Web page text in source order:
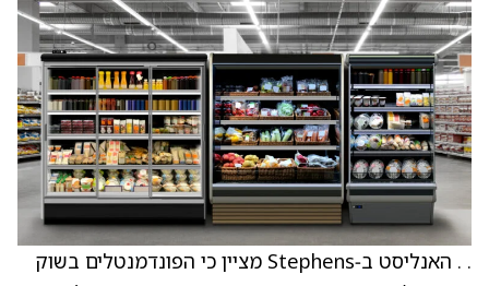
. . האנליסט ב‑Stephens מציין כי הפונדמנטלים בשוק